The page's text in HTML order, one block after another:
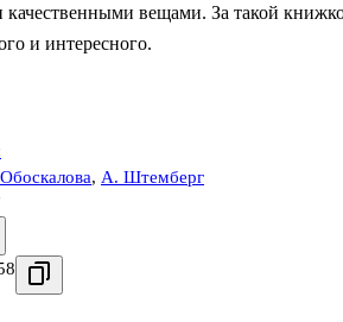
вещами. За такой
и интересного.
, А. Штемберг